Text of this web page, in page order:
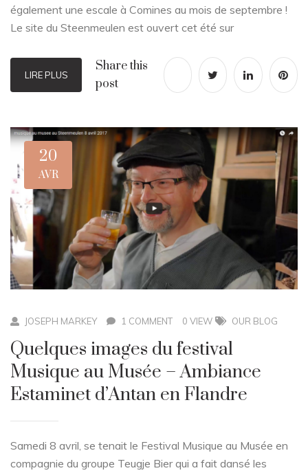
également une escale à Comines au mois de septembre !
Le site du Steenmeulen est ouvert cet été sur
LIRE PLUS
Share this
post
20
AVR
JOSEPH MARKEY 1 COMMENT 0 VIEW OUR BLOG
Quelques images du festival
Musique au Musée – Ambiance
Estaminet d’Antan en Flandre
Samedi 8 avril, se tenait le Festival Musique au Musée en
compagnie du groupe Teugje Bier qui a fait dansé les